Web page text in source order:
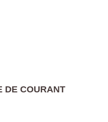
DE COURANT